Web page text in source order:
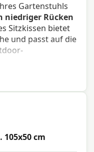
Gartenstuhls
niedriger Rücken
Sitzkissen bietet
und passt auf die
105x50 cm